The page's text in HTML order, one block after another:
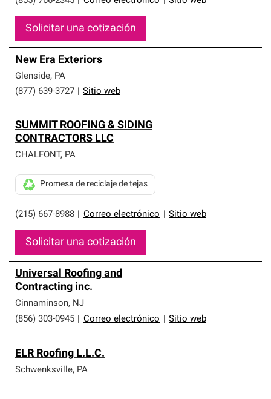
Solicitar una cotización
New Era Exteriors
Glenside, PA
(877) 639-3727
Sitio web
SUMMIT ROOFING & SIDING
CONTRACTORS LLC
CHALFONT, PA
(215) 667-8988 Correo electrónico Sitio web
Promesa de reciclaje de tejas
Solicitar una cotización
Universal Roofing and
Contracting inc.
Cinnaminson, NJ
(856) 303-0945
Correo electrónico Sitio web
ELR Roofing L.L.C.
Schwenksville, PA